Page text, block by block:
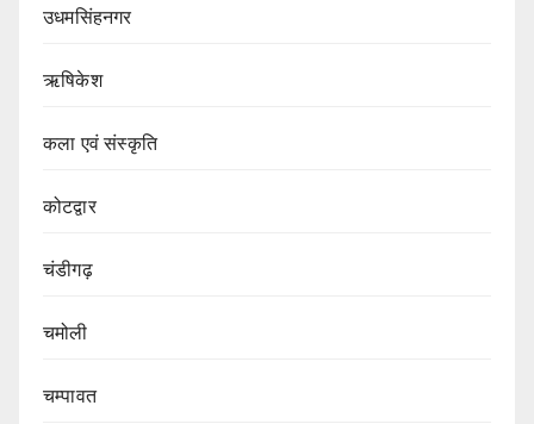
उधमसिंहनगर
ऋषिकेश
कला एवं संस्कृति
कोटद्वार
चंडीगढ़
चमोली
चम्पावत